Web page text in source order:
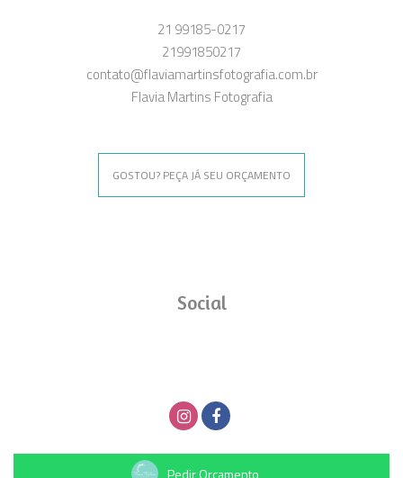
21 99185-0217
21991850217
contato@flaviamartinsfotografia.com.br
Flavia Martins Fotografia
GOSTOU? PEÇA JÁ SEU ORÇAMENTO
Social
Pedir Orçamento